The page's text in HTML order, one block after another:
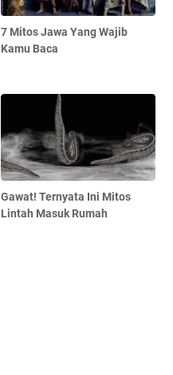
7 Mitos Jawa Yang Wajib
Kamu Baca
Gawat! Ternyata Ini Mitos
Lintah Masuk Rumah